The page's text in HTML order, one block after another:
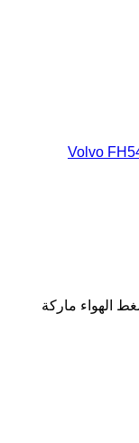
الهواء ماركة